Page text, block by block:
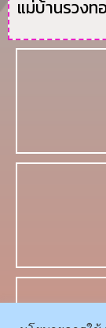
แม่บ้านรวงท